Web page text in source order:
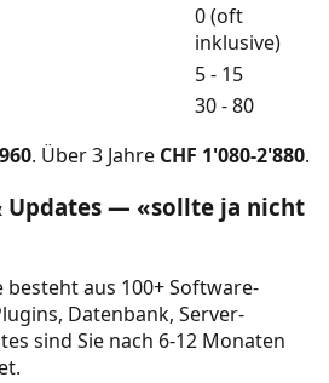
0 (oft
inklusive)
5 - 15
30 - 80
. Über 3 Jahre CHF 1'080-2'880.
Updates — «sollte ja nicht
besteht aus 100+ Software-
Datenbank, Server-
sind Sie nach 6-12 Monaten